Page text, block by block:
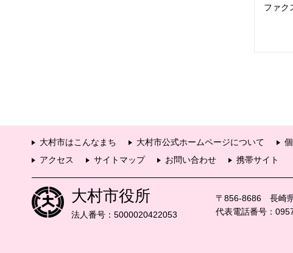
ファク
大村市はこんなまち 大村市公式ホームページについて
アクセス
サイトマップ お問い合わせ 携帯サイト
大村市役所
法人番号：5000020422053
〒856-8686 長崎
代表電話番号：